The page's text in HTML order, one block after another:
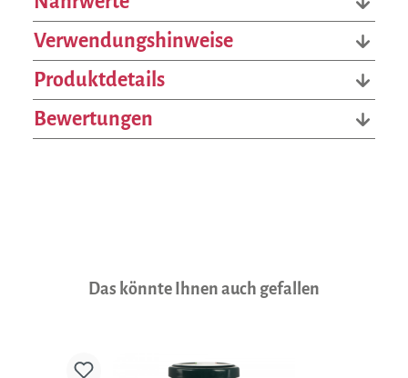
Verwendungshinweise
Produktdetails
Bewertungen
Produktgalerie überspringen
Das könnte Ihnen auch gefallen